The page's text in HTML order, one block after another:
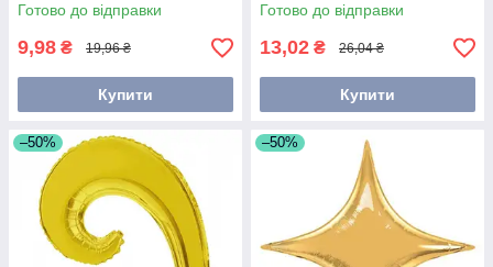
Готово до відправки
9,98 ₴ 19,96 ₴
Купити
Готово до відправки
13,02 ₴ 26,04 ₴
Купити
–50% –50%